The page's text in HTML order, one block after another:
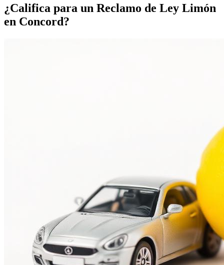
¿Califica para un Reclamo de Ley Limón
en Concord?